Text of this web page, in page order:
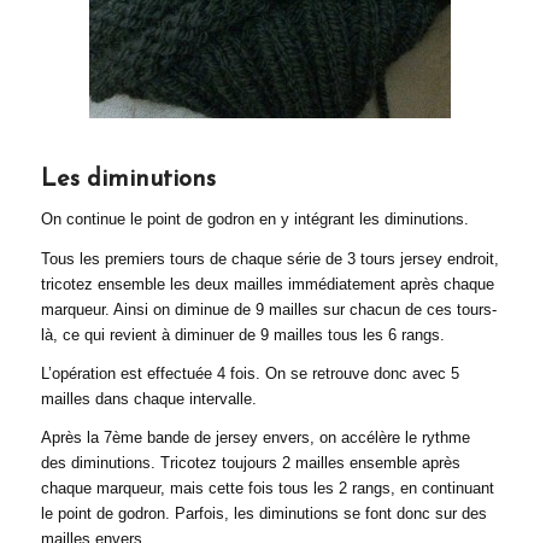
Les diminutions
On continue le point de godron en y intégrant les diminutions.
Tous les premiers tours de chaque série de 3 tours jersey endroit,
tricotez ensemble les deux mailles immédiatement après chaque
marqueur. Ainsi on diminue de 9 mailles sur chacun de ces tours-
là, ce qui revient à diminuer de 9 mailles tous les 6 rangs.
L’opération est effectuée 4 fois. On se retrouve donc avec 5
mailles dans chaque intervalle.
Après la 7ème bande de jersey envers, on accélère le rythme
des diminutions. Tricotez toujours 2 mailles ensemble après
chaque marqueur, mais cette fois tous les 2 rangs, en continuant
le point de godron. Parfois, les diminutions se font donc sur des
mailles envers.